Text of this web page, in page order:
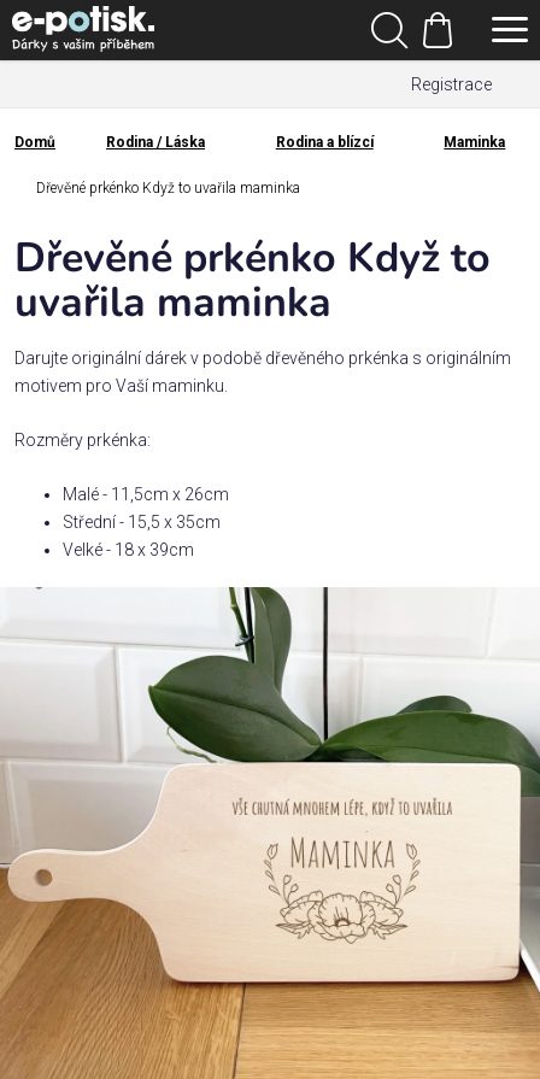
Přejít
na
obsah
Registrace
Hledat
Nákupní
košík
Kategorie
Dárek
Rodina
/
zájmy a
sport
Příležitosti
Domácnost
Kolekce
Přihlášení
Domů
Domů Rodina / Láska Rodina a blízcí Maminka
Dřevěné prkénko Když to uvařila maminka
Dřevěné prkénko Když to
uvařila maminka
Darujte originální dárek v podobě dřevěného prkénka s originálním
motivem pro Vaší maminku.
Rozměry prkénka:
Malé - 11,5cm x 26cm
Střední - 15,5 x 35cm
Velké - 18 x 39cm